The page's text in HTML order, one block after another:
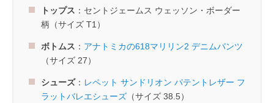
トップス ：セントジェームス ウェッソン・ボーダー
柄（サイズ T1）
ボトムス ： アナトミカの618マリリン2 デニムパンツ
（サイズ 27）
シューズ： レペット サンドリオン パテントレザー フ
ラットバレエシューズ （サイズ 38.5）